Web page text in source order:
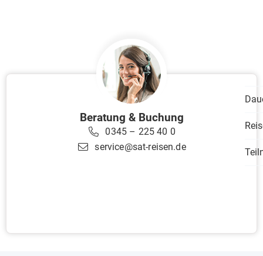
Beratung & Buchung
0345 – 225 40 0
service@sat-reisen.de